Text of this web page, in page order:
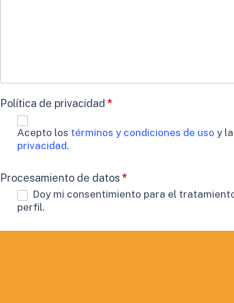
Política de privacidad *
Acepto los términos y condiciones de uso y la
privacidad.
Procesamiento de datos *
Doy mi consentimiento para el
perfil.